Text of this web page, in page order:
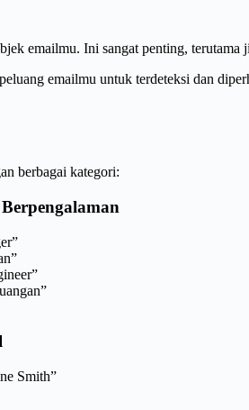
emailmu. Ini sangat penting,
emailmu untuk terdeteksi dan
berbagai kategori:
Smith”